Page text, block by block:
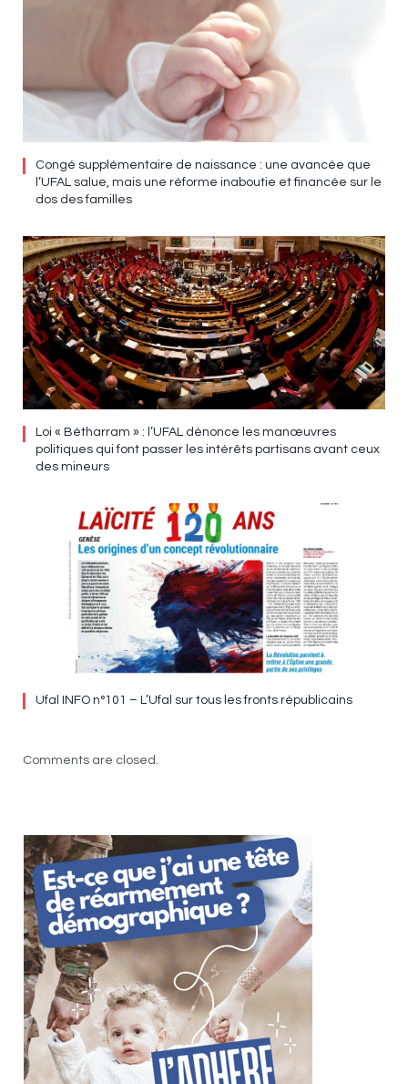
Congé supplémentaire de naissance : une avancée que
l’UFAL salue, mais une réforme inaboutie et financée sur le
dos des familles
Loi « Bétharram » : l’UFAL dénonce les manœuvres
politiques qui font passer les intérêts partisans avant ceux
des mineurs
Ufal INFO n°101 – L’Ufal sur tous les fronts républicains
Comments are closed.